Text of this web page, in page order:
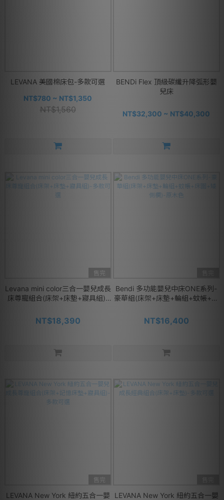
LEVANA 美國棉床包-多款可選
NT$780 ~ NT$1,350
NT$1,560
BENDi Flex 頂級碳纖升降弧形嬰
兒床
NT$32,300 ~ NT$40,300
售完
Levana mini color三合一嬰兒成長
床尊寵組合(床架+床墊+寢具組)-
NT$18,390
Bendi 多功能嬰兒中床ONE系列-
豪華組(床架+床墊+輪組+蚊帳+床
NT$16,400
售完
LEVANA New York 紐約五合一嬰 LEVANA New York 紐約五合一嬰